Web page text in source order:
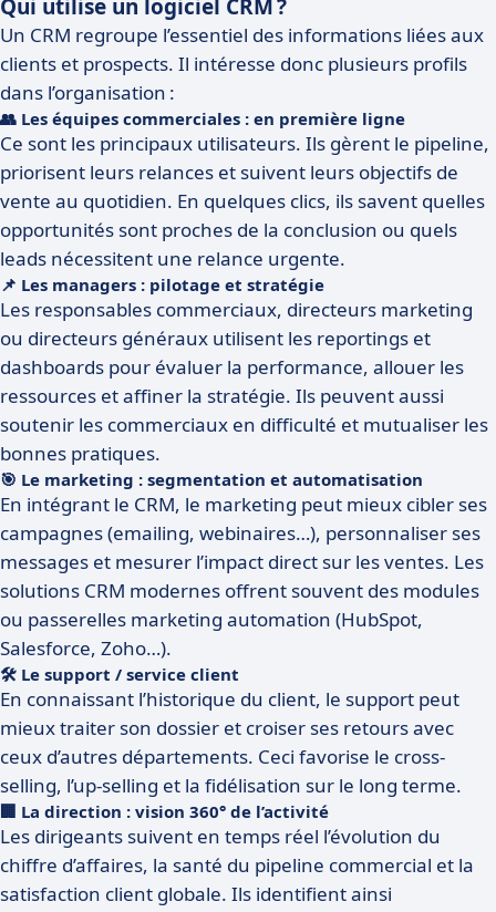
Qui utilise un logiciel CRM ?
Un CRM regroupe l’essentiel des informations liées aux
clients et prospects. Il intéresse donc plusieurs profils
dans l’organisation :
👥 Les équipes commerciales : en première ligne
Ce sont les principaux utilisateurs. Ils gèrent le pipeline,
priorisent leurs relances et suivent leurs objectifs de
vente au quotidien. En quelques clics, ils savent quelles
opportunités sont proches de la conclusion ou quels
leads nécessitent une relance urgente.
📌 Les managers : pilotage et stratégie
Les responsables commerciaux, directeurs marketing
ou directeurs généraux utilisent les reportings et
dashboards pour évaluer la performance, allouer les
ressources et affiner la stratégie. Ils peuvent aussi
soutenir les commerciaux en difficulté et mutualiser les
bonnes pratiques.
🎯 Le marketing : segmentation et automatisation
En intégrant le CRM, le marketing peut mieux cibler ses
campagnes (emailing, webinaires…), personnaliser ses
messages et mesurer l’impact direct sur les ventes. Les
solutions CRM modernes offrent souvent des modules
ou passerelles marketing automation (HubSpot,
Salesforce, Zoho…).
🛠️ Le support / service client
En connaissant l’historique du client, le support peut
mieux traiter son dossier et croiser ses retours avec
ceux d’autres départements. Ceci favorise le cross-
selling, l’up-selling et la fidélisation sur le long terme.
🏢 La direction : vision 360° de l’activité
Les dirigeants suivent en temps réel l’évolution du
chiffre d’affaires, la santé du pipeline commercial et la
satisfaction client globale. Ils identifient ainsi